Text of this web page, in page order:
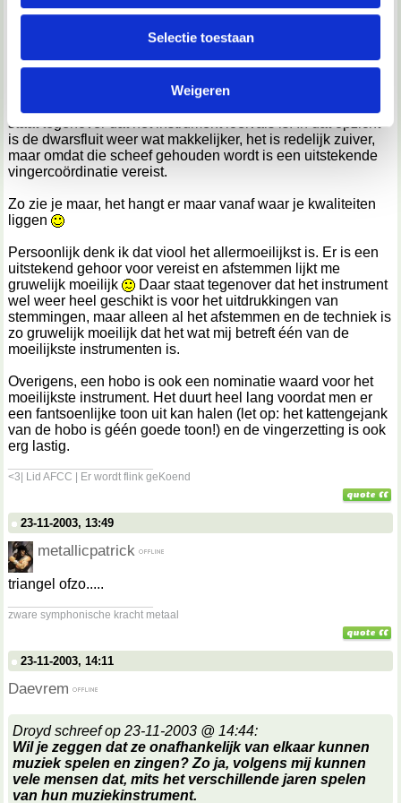
informatie over jouw gebruik van onze site met onze
partners kunnen deze gegevens combineren met andere
informatie die je aan ze hebt verstrekt of die ze hebben
verzameld op basis van jouw gebruik van hun services.
We werken samen met67 derdendie uw gegevens
kunnen ontvangen en verwerken.
Selectie toestaan
Weigeren
aan zuiverheid en intonatie. Een trompet wordt maar met 1
embouchoure, en dat is ook heel moeilijk. Bovendien heeft
het als nadeel dat het nooit zo virtuoos kan worden als een
instrument waarbij alle 10 de vingers worden gebruikt. Een
klarinet heeft weer grote mogelijkheden met betrekking tot
virtuositeit en uitdrukkingen van stemmingen, maar daar
staat tegenover dat het instrument loeivals is. In dat opzicht
is de dwarsfluit weer wat makkelijker, het is redelijk zuiver,
maar omdat die scheef gehouden wordt is een uitstekende
vingercoördinatie vereist.
Zo zie je maar, het hangt er maar vanaf waar je kwaliteiten
liggen
Persoonlijk denk ik dat viool het allermoeilijkst is. Er is een
uitstekend gehoor voor vereist en afstemmen lijkt me
gruwelijk moeilijk
Daar staat tegenover dat het instrument
wel weer heel geschikt is voor het uitdrukkingen van
stemmingen, maar alleen al het afstemmen en de techniek is
zo gruwelijk moeilijk dat het wat mij betreft één van de
moeilijkste instrumenten is.
Overigens, een hobo is ook een nominatie waard voor het
moeilijkste instrument. Het duurt heel lang voordat men er
een fantsoenlijke toon uit kan halen (let op: het kattengejank
van de hobo is géén goede toon!) en de vingerzetting is ook
erg lastig.
<3| Lid AFCC | Er wordt flink geKoend
23-11-2003, 13:49
metallicpatrick
triangel ofzo.....
zware symphonische kracht metaal
23-11-2003, 14:11
Daevrem
Droyd schreef op 23-11-2003 @ 14:44:
Wil je zeggen dat ze onafhankelijk van elkaar kunnen
muziek spelen en zingen? Zo ja, volgens mij kunnen
vele mensen dat, mits het verschillende jaren spelen
van hun muziekinstrument.